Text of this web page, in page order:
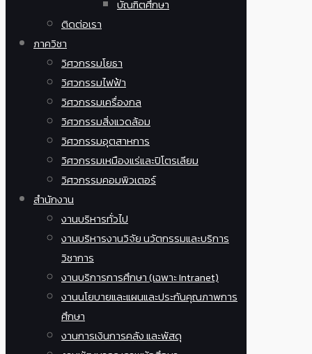
บัณฑิตศึกษา
ติดต่อเรา
ภาควิชา
วิศวกรรมโยธา
วิศวกรรมไฟฟ้า
วิศวกรรมเครื่องกล
วิศวกรรมสิ่งแวดล้อม
วิศวกรรมอุตสาหการ
วิศวกรรมเหมืองแร่และปิโตรเลียม
วิศวกรรมคอมพิวเตอร์
สำนักงาน
งานบริหารทั่วไป
งานบริหารงานวิจัย นวัตกรรมและบริการ
วิชาการ
งานบริการการศึกษา (เฉพาะ Intranet)
งานนโยบายและแผนและประกันคุณภาพการ
ศึกษา
งานการเงินการคลัง และพัสดุ